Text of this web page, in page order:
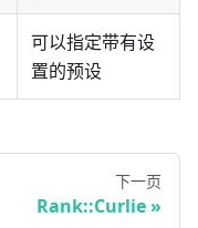
可以指定带有设
置的预设
下一页
Rank::Curlie